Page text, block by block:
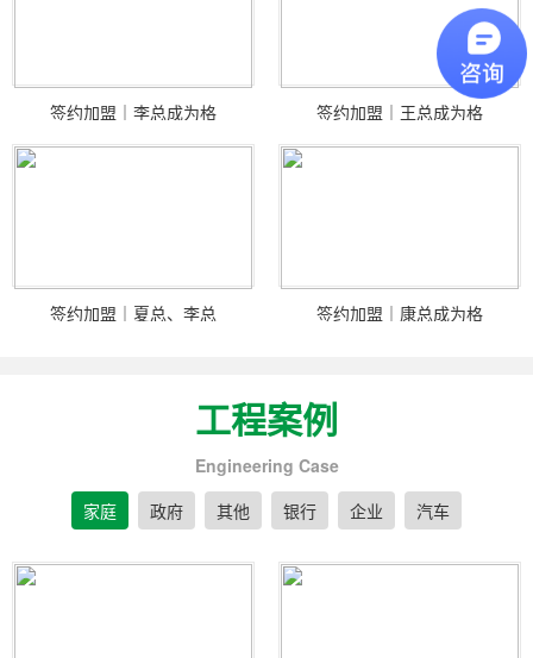
签约加盟｜李总成为格 签约加盟｜王总成为格
签约加盟｜夏总、李总 签约加盟｜康总成为格
工程案例
Engineering Case
家庭
政府 其他 银行 企业 汽车